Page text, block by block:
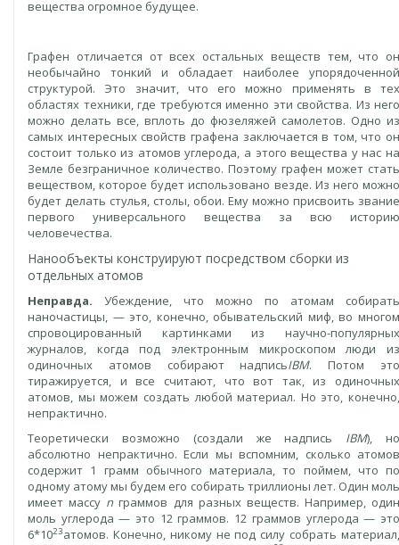
вещества огромное будущее.
Графен отличается от всех остальных веществ тем, что он
необычайно тонкий и обладает наиболее упорядоченной
структурой. Это значит, что его можно применять в тех
областях техники, где требуются именно эти свойства. Из него
можно делать все, вплоть до фюзеляжей самолетов. Одно из
самых интересных свойств графена заключается в том, что он
состоит только из атомов углерода, а этого вещества у нас на
Земле безграничное количество. Поэтому графен может стать
веществом, которое будет использовано везде. Из него можно
будет делать стулья, столы, обои. Ему можно присвоить звание
первого универсального вещества за всю историю
человечества.
Нанообъекты конструируют посредством сборки из
отдельных атомов
Неправда. Убеждение, что можно по атомам собирать
наночастицы, — это, конечно, обывательский миф, во многом
спровоцированный картинками из научно-популярных
журналов, когда под электронным микроскопом люди из
одиночных атомов собирают надписьIBM. Потом
тиражируется, и все считают, что вот так, из одиночных
атомов, мы можем создать любой материал. Но это, конечно,
непрактично.
Теоретически возможно (создали же надпись IBM),
абсолютно непрактично. Если мы вспомним, сколько атомов
содержит 1 грамм обычного материала, то поймем, что по
одному атому мы будем его собирать триллионы лет. Один моль
имеет массу n граммов для разных веществ. Например, один
моль углерода — это 12 граммов. 12 граммов углерода — это
6*1023атомов. Конечно, никому не под силу собрать материал,